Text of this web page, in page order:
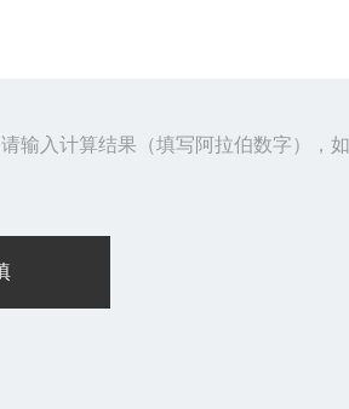
请输入计算结果（填写阿拉伯数字），